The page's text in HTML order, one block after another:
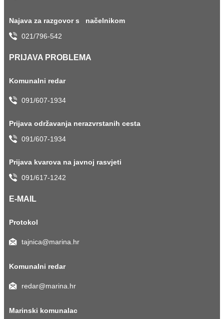
Najava za razgovor s načelnikom
021/796-542
PRIJAVA PROBLEMA
Komunalni redar
091/607-1934
Prijava održavanja nerazvrstanih cesta
091/607-1934
Prijava kvarova na javnoj rasvjeti
091/617-1242
E-MAIL
Protokol
tajnica@marina.hr
Komunalni redar
redar@marina.hr
Marinski komunalac